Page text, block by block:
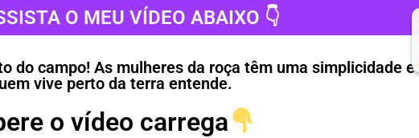
O MEU VÍDEO ABAIXO 👇
do campo! As mulheres da roça têm uma simplicidade
vive perto da terra entende.
o vídeo carrega